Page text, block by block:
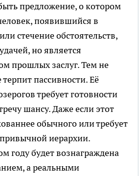
предложение, о котором
появившийся в
стечение обстоятельств,
но является
прошлых заслуг. Тем не
пассивности. Её
требует готовности
шансу. Даже если этот
обычного или требует
иерархии.
году будет вознаграждена
а реальными